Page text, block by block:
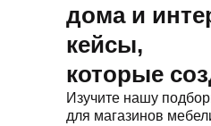
дома и
кейсы,
которые
Изучите нашу
для магазинов